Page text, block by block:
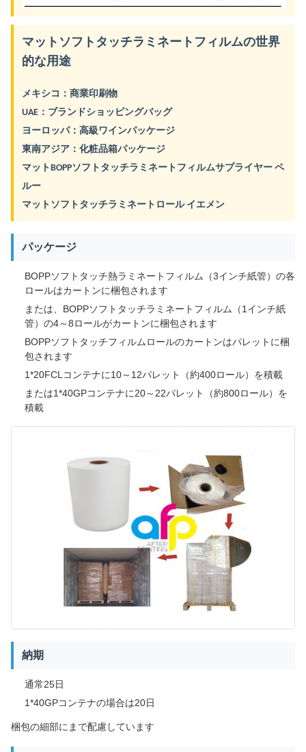
マットソフトタッチラミネートフィルムの世界
的な用途
メキシコ：商業印刷物
UAE：ブランドショッピングバッグ
ヨーロッパ：高級ワインパッケージ
東南アジア：化粧品箱パッケージ
マットBOPPソフトタッチラミネートフィルムサプライヤー ペ
ルー
マットソフトタッチラミネートロール イエメン
パッケージ
BOPPソフトタッチ熱ラミネートフィルム（3インチ紙管）の各
ロールはカートンに梱包されます
または、BOPPソフトタッチラミネートフィルム（1インチ紙
管）の4～8ロールがカートンに梱包されます
BOPPソフトタッチフィルムロールのカートンはパレットに梱
包されます
1*20FCLコンテナに10～12パレット（約400ロール）を積載
または1*40GPコンテナに20～22パレット（約800ロール）を
積載
納期
通常25日
1*40GPコンテナの場合は20日
梱包の細部にまで配慮しています